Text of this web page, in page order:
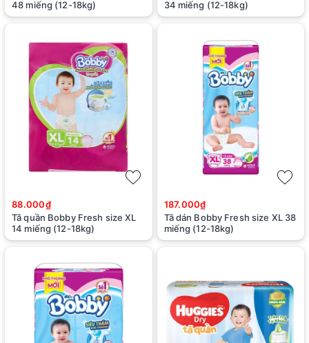
48 miếng (12-18kg) 34 miếng (12-18kg)
88.000₫
Tã quần Bobby Fresh size XL
14 miếng (12-18kg)
187.000₫
Tã dán Bobby Fresh size XL 38
miếng (12-18kg)